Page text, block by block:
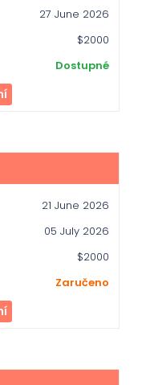
27 June 2026
$2000
Dostupné
21 June 2026
05 July 2026
$2000
Zaručeno